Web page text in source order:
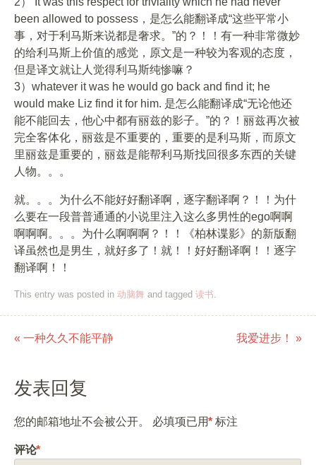
been allowed to possess，是怎么能翻译成“这些平常小
事，对于利马斯来说都是奢求。”的？！！有一种非常微妙
的给利马斯上价值的感觉，原文是一种较为客观的态度，
但是译文就让人觉得利马斯纯惨嘛？
3）whatever it was he would go back and find it; he
would make Liz find it for him. 是怎么能翻译成“无论他还
能不能回去，他心中都有丽兹的影子。”的？！丽兹再次被
完全客体化，丽兹是不重要的，重要的是利马斯，而原文
里丽兹是重要的，丽兹是能帮利马斯找回很多东西的关键
人物。。。
就。。。为什么不能好好翻译啊，逐字翻译啊？！！为什
么要在一段普普通通的小说里注入这么多男性的ego啊啊
啊啊啊。。。为什么啊啊啊？！！《柏林谍影》的新版翻
译虽然也是男生，就好多了！就！！好好翻译啊！！逐字
翻译啊！！
This entry was posted in 动脑舞 and tagged 读书.
Post navigation
« 一种久久不能平静 我爱进步！ »
发表回复
您的邮箱地址不会被公开。 必填项已用* 标注
评论*